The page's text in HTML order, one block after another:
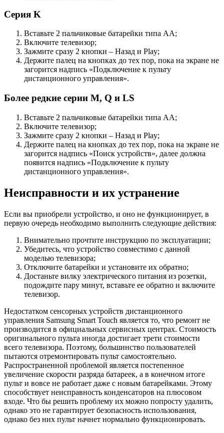
Серия K
Вставьте 2 пальчиковые батарейки типа АА;
Включите телевизор;
Зажмите сразу 2 кнопки – Назад и Play;
Держите палец на кнопках до тех пор, пока на экране не
загорится надпись «Подключение к пульту
дистанционного управления».
Более редкие серии M, Q и LS
Вставьте 2 пальчиковые батарейки типа АА;
Включите телевизор;
Зажмите сразу 2 кнопки – Назад и Play;
Держите палец на кнопках до тех пор, пока на экране не
загорится надпись «Поиск устройств», далее должна
появится надпись «Подключение к пульту
дистанционного управления».
Неисправности и их устранение
Если вы приобрели устройство, и оно не функционирует, в
первую очередь необходимо выполнить следующие действия:
Внимательно прочтите инструкцию по эксплуатации;
Убедитесь, что устройство совместимо с данной
моделью телевизора;
Отключите батарейки и установите их обратно;
Достаньте вилку электрического питания из розетки,
подождите пару минут, вставьте ее обратно и включите
телевизор.
Недостатком сенсорных устройств дистанционного
управления Samsung Smart Touch является то, что ремонт не
производится в официальных сервисных центрах. Стоимость
оригинального пульта иногда достигает трети стоимости
всего телевизора. Поэтому, большинство пользователей
пытаются отремонтировать пульт самостоятельно.
Распространенной проблемой является постепенное
увеличение скорости разряда батареек, а в конечном итоге
пульт и вовсе не работает даже с новым батарейками. Этому
способствует неисправность конденсаторов на плюсовом
входе. Что бы решить проблему их можно попросту удалить,
однако это не гарантирует безопасность использования,
однако без них пульт начнет нормально функционировать.